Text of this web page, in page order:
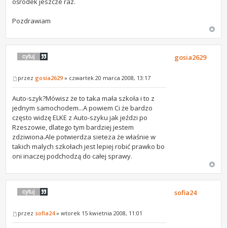
Pozdrawiam
przezgosia2629 » czwartek 20 marca 2008, 13:17
Auto-szyk?Mówisz że to taka mała szkoła i to z
jednym samochodem...A powiem Ci że bardzo
często widzę ELKE z Auto-szyku jak jeździ po
Rzeszowie, dlatego tym bardziej jestem
zdziwiona.Ale potwierdza sieteza że właśnie w
takich malych szkołach jest lepiej robić prawko bo
oni inaczej podchodzą do całej sprawy.
gosia2629
przez sofia24» wtorek 15 kwietnia 2008, 11:01
sofia24